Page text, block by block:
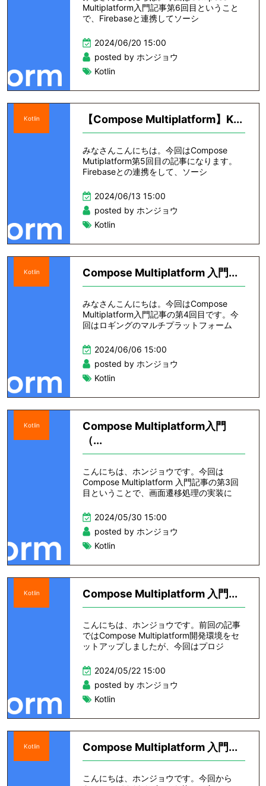
Multiplatform入門記事第6回目ということ
で、Firebaseと連携してソーシ
2024/06/20 15:00
posted by ホンジョウ
Kotlin
Kotlin 【Compose Multiplatform】K...
みなさんこんにちは。今回はCompose
Mutiplatform第5回目の記事になります。
Firebaseとの連携をして、ソーシ
2024/06/13 15:00
posted by ホンジョウ
Kotlin
Kotlin Compose Multiplatform 入門...
みなさんこんにちは。今回はCompose
Multiplatform入門記事の第4回目です。今
回はロギングのマルチプラットフォーム
2024/06/06 15:00
posted by ホンジョウ
Kotlin
Kotlin
Compose Multiplatform入門
（...
こんにちは、ホンジョウです。今回は
Compose Multiplatform 入門記事の第3回
目ということで、画面遷移処理の実装に
2024/05/30 15:00
posted by ホンジョウ
Kotlin
Kotlin Compose Multiplatform 入門...
こんにちは、ホンジョウです。前回の記事
ではCompose Multiplatform開発環境をセ
ットアップしましたが、今回はプロジ
2024/05/22 15:00
posted by ホンジョウ
Kotlin
Kotlin Compose Multiplatform 入門...
こんにちは、ホンジョウです。今回から